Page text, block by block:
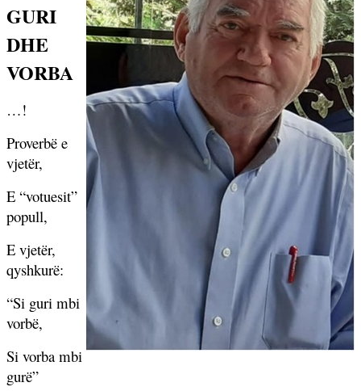
GURI
DHE
VORBA
…!
Proverbë e
vjetër,
E “votuesit”
popull,
E vjetër,
qyshkurë:
“Si guri mbi
vorbë,
Si vorba mbi
gurë”